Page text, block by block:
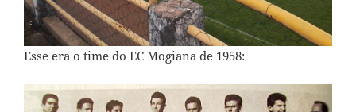
Esse era o time do EC Mogiana de 1958: